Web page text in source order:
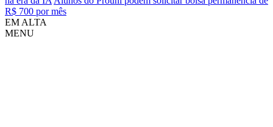
R$ 700 por mês
EM ALTA
MENU